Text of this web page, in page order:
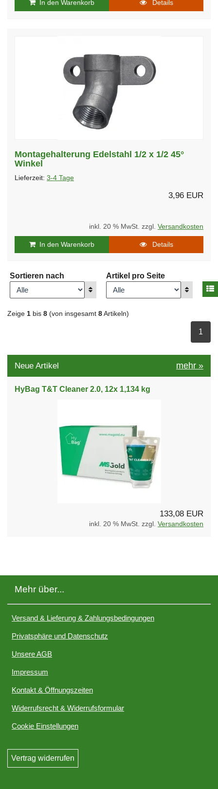
In den Warenkorb Details
Montagehalterung Edelstahl 1/2 x 1/2 45°
Winkel
Lieferzeit: 3-4 Tage
3,96 EUR
inkl. 20 % MwSt. zzgl. Versandkosten
In den Warenkorb Details
Sortieren nach
Anzeigen
Artikel pro Seite
Anzeigen
Zeige 1 bis 8 (von insgesamt 8 Artikeln)
1
Neue Artikel mehr »
HyBag T&T Cleaner 2.0, 12x 1,134 kg
133,08 EUR
inkl. 20 % MwSt. zzgl. Versandkosten
Mehr über...
Versand & Lieferung & Zahlungsbedingungen
Privatsphäre und Datenschutz
Unsere AGB
Impressum
Kontakt & Öffnungszeiten
Widerrufsrecht & Widerrufsformular
Cookie Einstellungen
Vertrag widerrufen